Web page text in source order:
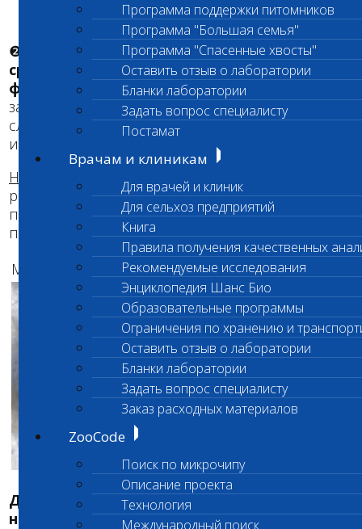
Программа поддержки питомников
Программа "Большая семья"
Программа "Спасенные хвосты"
Оставить отзыв о лаборатории
Бланки лаборатории
Задать вопрос специалисту
Постамат
Врачам и клиникам
Для врачей и клиник
Для сельхоз предприятий
Книга
Правила получения качественных
Рекомендуемые исследования
Энциклопедия Шанс Био
Образовательные программы
Ограничения по хранению и
Оставить отзыв о лаборатории
Бланки лаборатории
Задать вопрос специалисту
Заказ расходных материалов
ZooCode
Поиск по микрочипу
Описание проекта
Технология
Международный поиск
Видна соединительно-тканная капсула.
❷
Код 814 Гистологическое исследование
среднего операционного материала (1-2
фрагмента)
включает одно и/или два
заключения по материалу, в зависимости от
случая и допобработку на два фрагмента
исследуемой ткани.
Например:
прислан крупный образец кожи,
размером более 6 см с язвенным поражением
поверхности. Отобрано два фрагмента тканей;
поверхность и толща.
Макро:
Макро:
Для выявления отдалённых фокусов
неоплазии лаборант отдела